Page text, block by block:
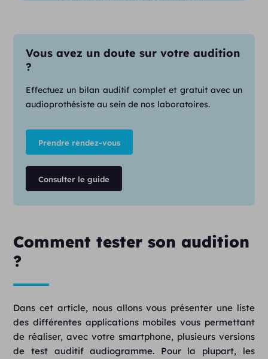
Vous avez un doute sur votre audition
?
Effectuez un bilan auditif complet et gratuit avec un
audioprothésiste au sein de nos laboratoires.
Prendre rendez-vous
Consulter le guide
Comment tester son audition
?
Dans cet article, nous allons vous présenter une liste
des différentes applications mobiles vous permettant
de réaliser, avec votre smartphone, plusieurs versions
de test auditif audiogramme. Pour la plupart, les